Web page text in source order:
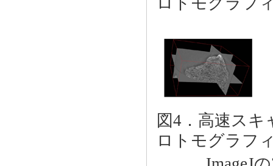
図4．高速ス
ロトモグラフ